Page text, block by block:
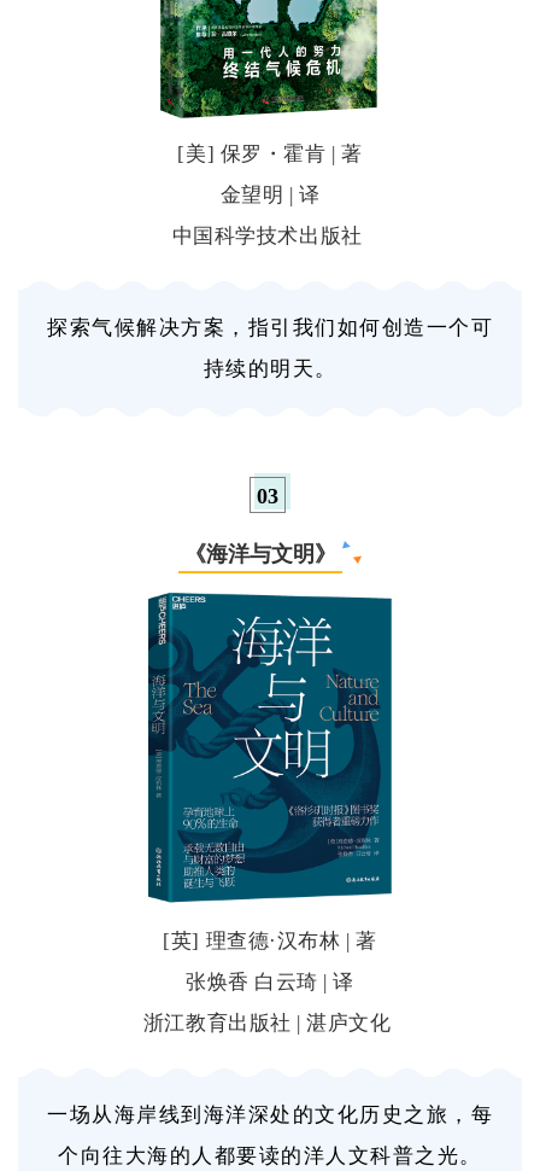
[美] 保罗・霍肯 | 著
金望明 | 译
中国科学技术出版社
探索气候解决方案，指引我们如何创造一个可
持续的明天。
03
《海洋与文明》
[英] 理查德·汉布林 | 著
张焕香 白云琦 | 译
浙江教育出版社 | 湛庐文化
一场从海岸线到海洋深处的文化历史之旅，每
个向往大海的人都要读的洋人文科普之光。